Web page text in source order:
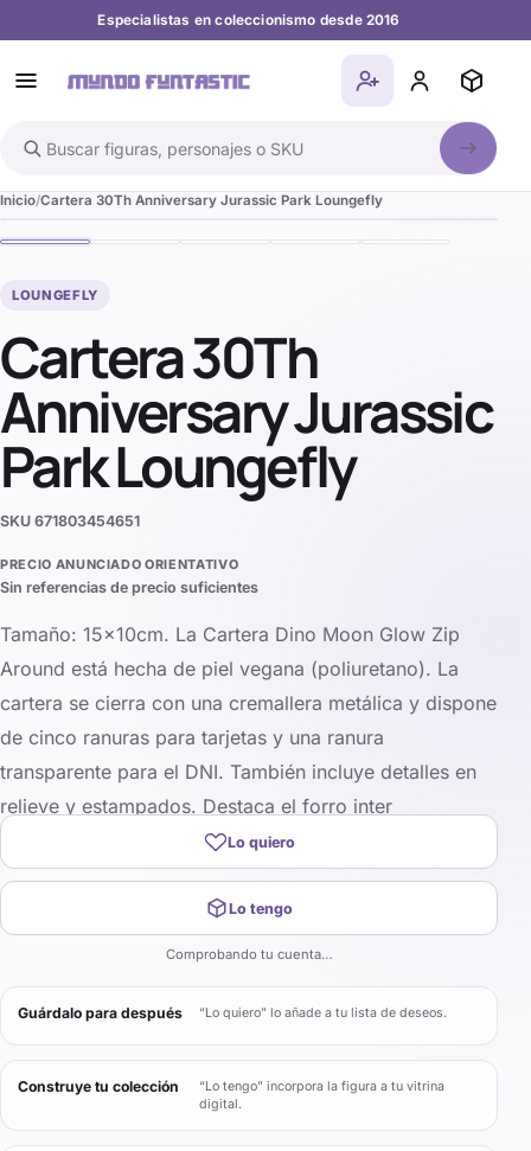
Especialistas en coleccionismo desde 2016
Buscar en el catálogo
Inicio Cartera 30Th Anniversary Jurassic Park Loungefly
LOUNGEFLY
Cartera 30Th
Anniversary Jurassic
Park Loungefly
SKU 671803454651
PRECIO ANUNCIADO ORIENTATIVO
Sin referencias de precio suficientes
Tamaño: 15x10cm. La Cartera Dino Moon Glow Zip
Around está hecha de piel vegana (poliuretano). La
cartera se cierra con una cremallera metálica y dispone
de cinco ranuras para tarjetas y una ranura
transparente para el DNI. También incluye detalles en
relieve y estampados. Destaca el forro inter
Lo quiero
Lo tengo
Comprobando tu cuenta…
Guárdalo para después “Lo quiero” lo añade a tu lista de deseos.
Construye tu colección
“Lo tengo” incorpora la figura a tu vitrina
digital.